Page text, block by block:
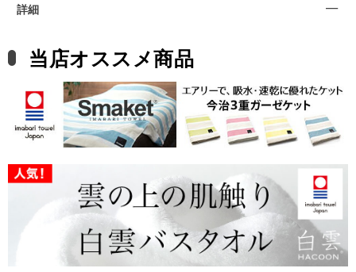
詳細
当店オススメ商品